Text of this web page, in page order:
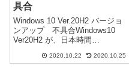
具合
Windows 10 Ver.20H2 バージョ
ンアップ 不具合Windows10
Ver20H2 が、日本時間
まだ僅かですが、複数の端末で
2020.10.22 2020.10.25